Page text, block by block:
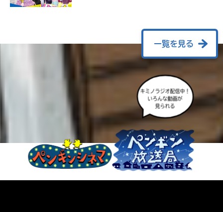
一覧を見る
キミノラジオ配信中！
いろんな動画が
見られる
も
度
み
て
ね
る